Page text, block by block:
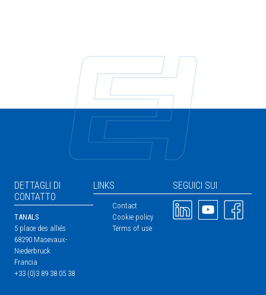
DETTAGLI DI
CONTATTO
TANALS
5 place des alliés
68290 Masevaux-
Niederbruck
Francia
+33 (0)3 89 38 05 38
LINKS
Contact
Cookie policy
Terms of use
SEGUICI SUI
ImmagineImmagine Immagine